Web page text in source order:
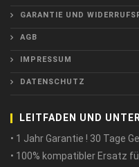
GARANTIE UND
AGB
IMPRESSUM
DATENSCHUTZ
LEITFADEN UND
• 1 Jahr Garantie ! 30 Tage
• 100% kompatibler Ersatz